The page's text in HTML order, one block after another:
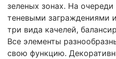
зеленых зонах. На
теневыми заграждениями
три вида качелей,
Все элементы
свою функцию.